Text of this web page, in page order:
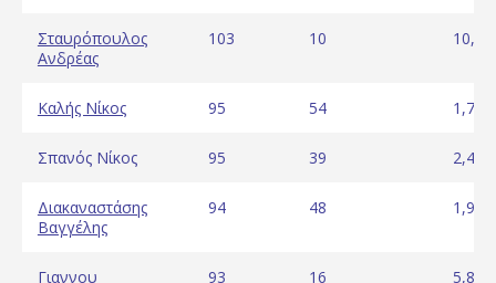
Σταυρόπουλος
Ανδρέας
103 10 10,30
Καλής Νίκος 95 54 1,76
Σπανός Νίκος 95 39 2,44
Διακαναστάσης
Βαγγέλης
94 48 1,96
Γιαννου
93 16 5,81